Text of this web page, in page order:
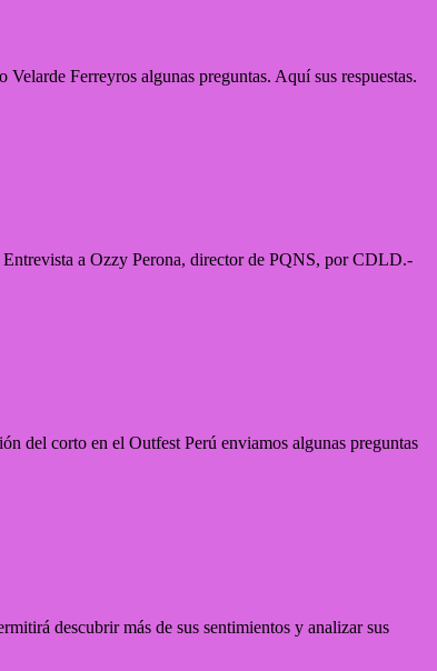
Ferreyros algunas preguntas. Aquí sus respuestas.
a Ozzy Perona, director de PQNS, por CDLD.-
del corto en el Outfest Perú enviamos algunas preguntas
descubrir más de sus sentimientos y analizar sus